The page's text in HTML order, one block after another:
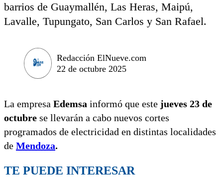
barrios de Guaymallén, Las Heras, Maipú,
Lavalle, Tupungato, San Carlos y San Rafael.
Redacción ElNueve.com
22 de octubre 2025
La empresa Edemsa informó que este jueves 23 de
octubre se llevarán a cabo nuevos cortes
programados de electricidad en distintas localidades
de Mendoza.
TE PUEDE INTERESAR